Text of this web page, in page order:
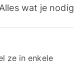
wat je nodig
ze in enkele